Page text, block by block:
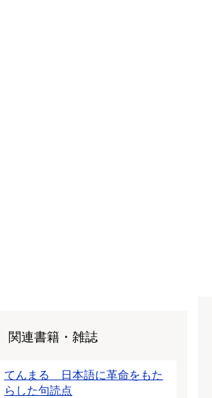
関連書籍・雑誌
てんまる 日本語に革命をもた
らした句読点